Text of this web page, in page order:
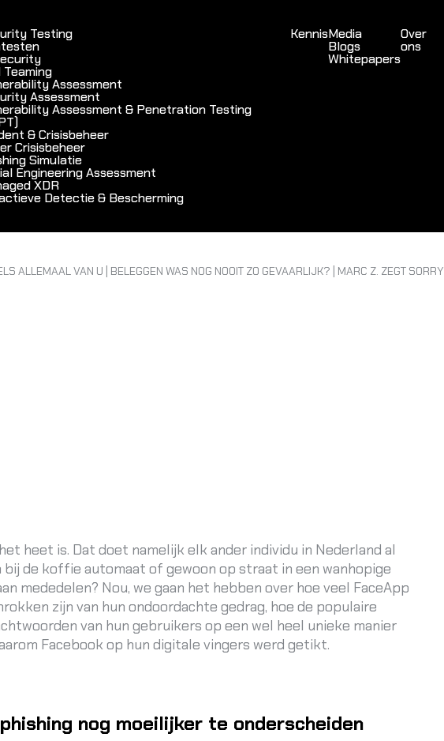
Testing
Teaming
Assessment
Assessment
Assessment & Penetration Testing
& Crisisbeheer
Crisisbeheer
Simulatie
Engineering Assessment
XDR
Detectie & Bescherming
KennisMedia
Blogs
Whitepapers
Over
ons
ALLEMAAL VAN U | BELEGGEN WAS NOG NOOIT ZO GEVAARLIJK? | MARC Z. ZEGT SORRY
heet is. Dat doet namelijk elk ander individu in Nederland al
bij de koffie automaat of gewoon op straat in een wanhopige
mededelen? Nou, we gaan het hebben over hoe veel FaceApp
zijn van hun ondoordachte gedrag, hoe de populaire
van hun gebruikers op een wel heel unieke manier
Facebook op hun digitale vingers werd getikt.
nog moeilijker te onderscheiden